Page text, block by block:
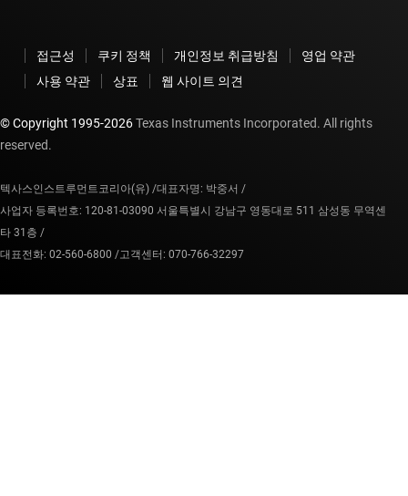
접근성 쿠키 정책 개인정보 취급방침
영업 약관
사용 약관
상표 웹 사이트 의견
© Copyright 1995-2026Texas Instruments Incorporated. All rights
reserved.
텍사스인스트루먼트코리아(유) /대표자명: 박중서 /
사업자 등록번호: 120-81-03090 서울특별시 강남구 영동대로 511 삼성동 무역센
타 31층 /
대표전화: 02-560-6800 /고객센터: 070-766-32297